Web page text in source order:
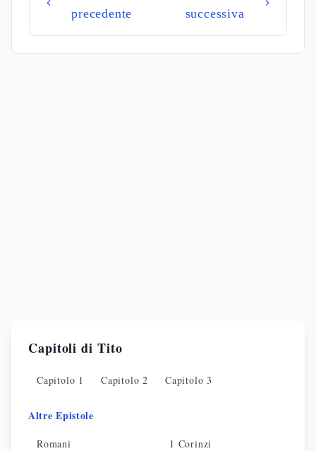
precedente
successiva
Capitoli di Tito
Capitolo 1 Capitolo2 Capitolo3
Altre Epistole
Romani 1 Corinzi